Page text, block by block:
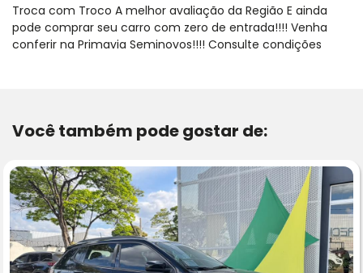
Troca com Troco A melhor avaliação da Região E ainda
pode comprar seu carro com zero de entrada!!!! Venha
conferir na Primavia Seminovos!!!! Consulte condições
Você também pode gostar de: